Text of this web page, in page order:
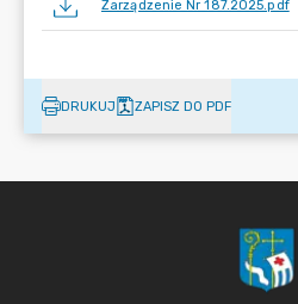
Zarządzenie Nr 187.2025.pdf
DRUKUJ ZAPISZ DO PDF